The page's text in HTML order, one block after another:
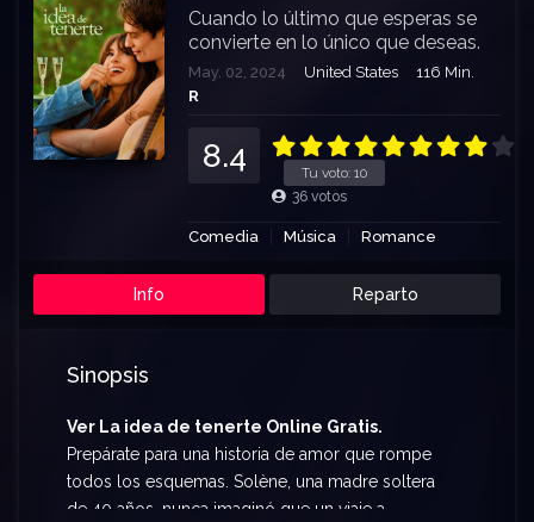
Cuando lo último que esperas se
convierte en lo único que deseas.
May. 02, 2024 United States
116 Min.
R
Tu voto: 10
8.4
36 votos
Comedia Música Romance
Info Reparto
Sinopsis
Ver La idea de tenerte Online Gratis.
Prepárate para una historia de amor que rompe
todos los esquemas. Solène, una madre soltera
de 40 años, nunca imaginó que un viaje a